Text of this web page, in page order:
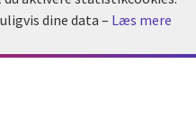
dine data – Læs mere